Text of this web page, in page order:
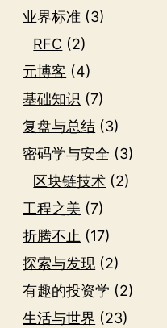
业界标准 (3)
RFC (2)
元博客 (4)
基础知识 (7)
复盘与总结 (3)
密码学与安全 (3)
区块链技术 (2)
工程之美 (7)
折腾不止 (17)
探索与发现 (2)
有趣的投资学 (2)
生活与世界 (23)